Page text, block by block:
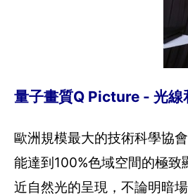
量子畫質Q Picture - 光線
歐洲規模最大的技術科學協
能達到100%色域空間的極
近自然光的呈現，不論明暗